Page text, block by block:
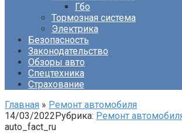
Гбо
Тормозная система
Электрика
Безопасность
Законодательство
Обзоры авто
Спецтехника
Страхование
Главная » Ремонт автомобиля
14/03/2022Рубрика: Ремонт
auto_fact_ru